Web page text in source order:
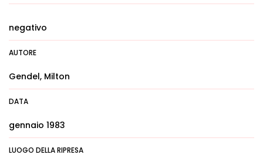
negativo
AUTORE
Gendel, Milton
DATA
gennaio 1983
LUOGO DELLA RIPRESA